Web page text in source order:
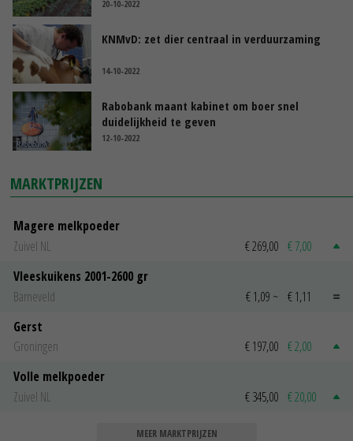
20-10-2022
KNMvD: zet dier centraal in verduurzaming
14-10-2022
Rabobank maant kabinet om boer snel
duidelijkheid te geven
12-10-2022
MARKTPRIJZEN
Magere melkpoeder
Zuivel NL
€ 269,00 € 7,00
Vleeskuikens 2001-2600 gr
Barneveld
€ 1,09 ~ € 1,11
Gerst
Groningen
€ 197,00 € 2,00
Volle melkpoeder
Zuivel NL
€ 345,00 € 20,00
MEER MARKTPRIJZEN